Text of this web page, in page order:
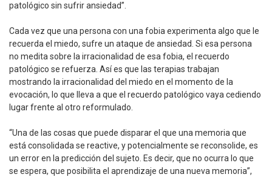
patológico sin sufrir ansiedad”.
Cada vez que una persona con una fobia experimenta algo que le
recuerda el miedo, sufre un ataque de ansiedad. Si esa persona
no medita sobre la irracionalidad de esa fobia, el recuerdo
patológico se refuerza. Así es que las terapias trabajan
mostrando la irracionalidad del miedo en el momento de la
evocación, lo que lleva a que el recuerdo patológico vaya cediendo
lugar frente al otro reformulado.
“Una de las cosas que puede disparar el que una memoria que
está consolidada se reactive, y potencialmente se reconsolide, es
un error en la predicción del sujeto. Es decir, que no ocurra lo que
se espera, que posibilita el aprendizaje de una nueva memoria”,